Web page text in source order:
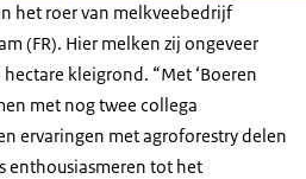
het roer van melkveebedrijf
(FR). Hier melken zij ongeveer
kleigrond. “Met ‘Boeren
met nog twee collega
ervaringen met agroforestry delen
enthousiasmeren tot het